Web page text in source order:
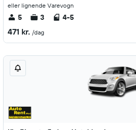
eller lignende Varevogn
5 3 4-5
471 kr. /dag